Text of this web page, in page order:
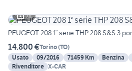
24
PEUGEOT 208 1° serie THP 208 S&S 3
14.800 €Torino(TO)
Usato
09/2016 71459 Km Benzina
Rivenditore X-CAR